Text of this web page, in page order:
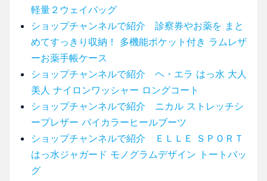
軽量２ウェイバッグ
ショップチャンネルで紹介 診察券やお薬を まと
めてすっきり収納！ 多機能ポケット付き ラムレザ
ーお薬手帳ケース
ショップチャンネルで紹介 ヘ・エラ はっ水 大人
美人 ナイロンワッシャー ロングコート
ショップチャンネルで紹介 ニカル ストレッチシ
ープレザー バイカラーヒールブーツ
ショップチャンネルで紹介 ＥＬＬＥ ＳＰＯＲＴ
はっ水ジャガード モノグラムデザイン トートバッ
グ